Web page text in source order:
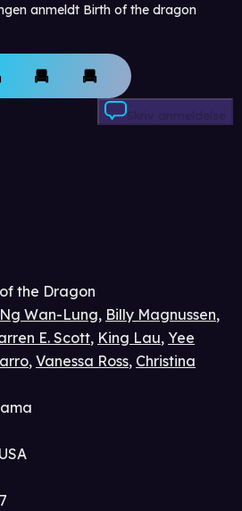
anmeldt Birth of the dragon
Skriv anmeldelse
the Dragon
Wan-Lung, Billy Magnussen,
E. Scott, King Lau, Yee
, Vanessa Ross, Christina